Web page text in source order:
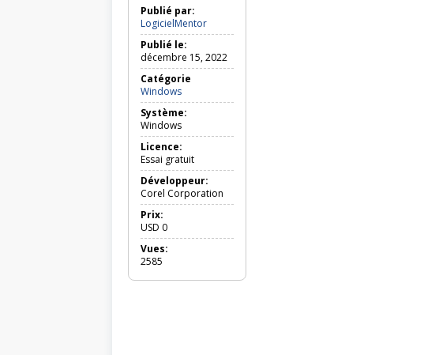
Publié par:
LogicielMentor
Publié le:
décembre 15, 2022
Catégorie
WindowsWindows
Système:
Windows
Licence:
Essai gratuit
Développeur:
Corel Corporation
Prix:
USD 0
Vues:
2585